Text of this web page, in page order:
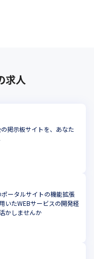
求人
掲示板サイトを、あなた
ータルサイトの機能拡張
いたWEBサービスの開発経
かしませんか